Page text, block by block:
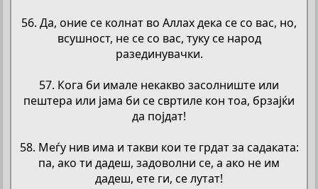
56. Да, оние се колнат во Аллах дека се со вас, но,
всушност, не се со вас, туку се народ
разединувачки.
57. Кога би имале некакво засолниште или
пештера или јама би се свртиле кон тоа, брзајќи
да појдат!
58. Меѓу нив има и такви кои те грдат за садаката:
па, ако ти дадеш, задоволни се, а ако не им
дадеш, ете ги, се лутат!